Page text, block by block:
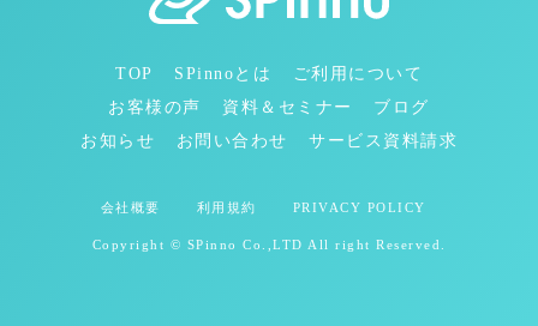
TOP SPinnoとは
ご利用について
お客様の声
資料＆セミナー
ブログ
お知らせ
お問い合わせ サービス資料請求
会社概要 利用規約 PRIVACY POLICY
Copyright © SPinno Co.,LTD All right Reserved.